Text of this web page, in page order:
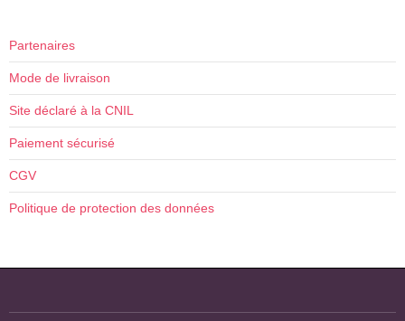
Partenaires
Mode de livraison
Site déclaré à la CNIL
Paiement sécurisé
CGV
Politique de protection des données